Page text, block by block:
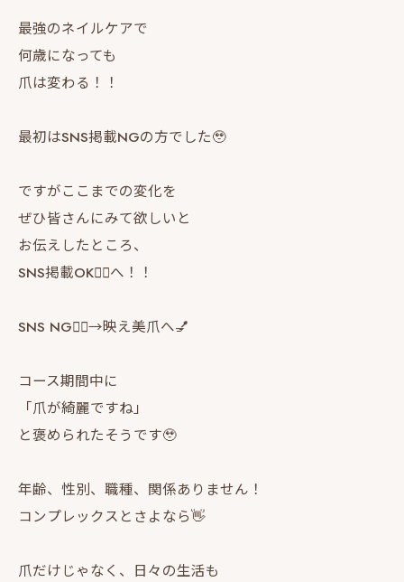
最強のネイルケアで
何歳になっても
爪は変わる！！
最初はSNS掲載NGの方でした🥹
ですがここまでの変化を
ぜひ皆さんにみて欲しいと
お伝えしたところ、
SNS掲載OK🙆‍♀️へ！！
SNS NG🙅‍♀️→映え美爪へ💅
コース期間中に
「爪が綺麗ですね」
と褒められたそうです🥹
年齢、性別、職種、関係ありません！
コンプレックスとさよなら👋
爪だけじゃなく、日々の生活も